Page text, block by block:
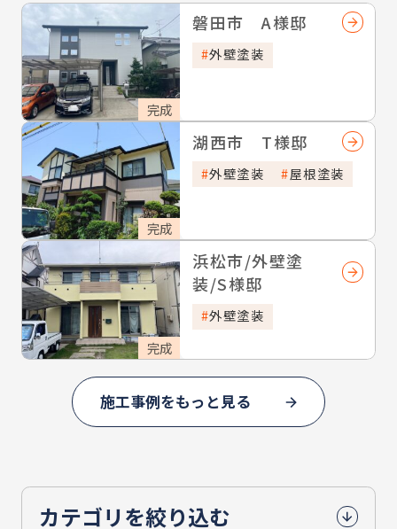
完成
磐田市 A様邸
外壁塗装
完成
湖西市 T様邸
外壁塗装 屋根塗装
完成
浜松市/外壁塗
装/S様邸
外壁塗装
施工事例をもっと見る
カテゴリを絞り込む